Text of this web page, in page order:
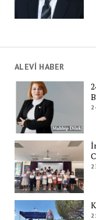
ALEVİ HABER